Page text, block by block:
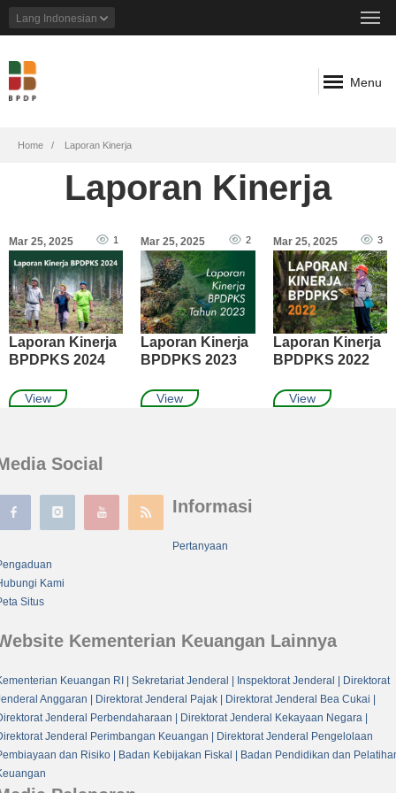
Lang Indonesian
Menu
Breadcrumb
Home Laporan Kinerja
Laporan Kinerja
Mar 25, 2025
Laporan Kinerja
BPDPKS 2024
1
View
Mar 25, 2025
Laporan Kinerja
BPDPKS 2023
2
View
Mar 25, 2025
Laporan Kinerja
BPDPKS 2022
3
View
Social
Informasi
Pertanyaan
Kami
Situs
Kementerian Keuangan Lainnya
Keuangan RI | Sekretariat Jenderal | Inspektorat Jenderal
| Direktorat
Anggaran | Direktorat Jenderal Pajak | Direktorat Jenderal Bea Cukai
Jenderal Perbendaharaan | Direktorat Jenderal Kekayaan Negara
Jenderal Perimbangan Keuangan | Direktorat Jenderal Pengelolaan
dan Risiko | Badan Kebijakan Fiskal
| Badan Pendidikan dan